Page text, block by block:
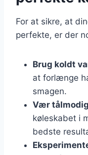
For at sikre, at
perfekte, er der
Brug koldt
at forlænge
smagen.
Vær
køleskabet i
bedste